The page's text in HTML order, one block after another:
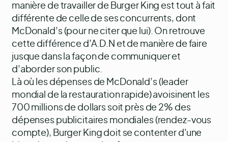
manière de travailler de Burger King est tout à fait
différente de celle de ses concurrents, dont
McDonald’s (pour ne citer que lui). On retrouve
cette différence d’A.D.N et de manière de faire
jusque dans la façon de communiquer et
d’aborder son public.
Là où les dépenses de McDonald’s (leader
mondial de la restauration rapide) avoisinent les
700 millions de dollars soit près de 2% des
dépenses publicitaires mondiales (rendez-vous
compte), Burger King doit se contenter d'une